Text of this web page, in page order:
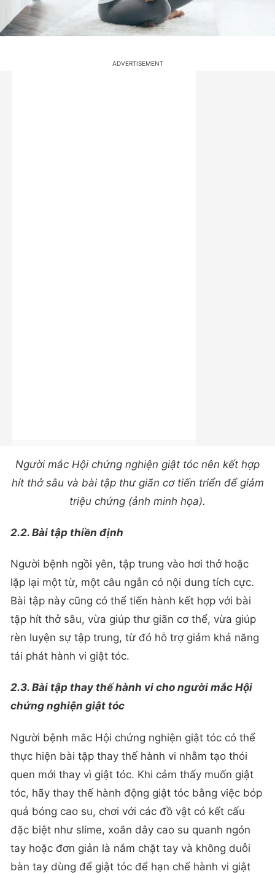
Người mắc Hội chứng nghiện giật tóc nên kết hợp
hít thở sâu và bài tập thư giãn cơ tiến triển để giảm
triệu chứng (ảnh minh họa).
2.2. Bài tập thiền định
Người bệnh ngồi yên, tập trung vào hơi thở hoặc
lặp lại một từ, một câu ngắn có nội dung tích cực.
Bài tập này cũng có thể tiến hành kết hợp với bài
tập hít thở sâu, vừa giúp thư giãn cơ thể, vừa giúp
rèn luyện sự tập trung, từ đó hỗ trợ giảm khả năng
tái phát hành vi giật tóc.
2.3. Bài tập thay thế hành vi cho người mắc Hội
chứng nghiện giật tóc
Người bệnh mắc Hội chứng nghiện giật tóc có thể
thực hiện bài tập thay thế hành vi nhằm tạo thói
quen mới thay vì giật tóc. Khi cảm thấy muốn giật
tóc, hãy thay thế hành động giật tóc bằng việc bóp
quả bóng cao su, chơi với các đồ vật có kết cấu
đặc biệt như slime, xoắn dây cao su quanh ngón
tay hoặc đơn giản là nắm chặt tay và không duỗi
bàn tay dùng để giật tóc để hạn chế hành vi giật